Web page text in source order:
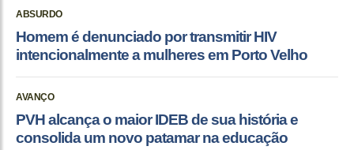
ABSURDO
Homem é denunciado por transmitir HIV
intencionalmente a mulheres em Porto Velho
AVANÇO
PVH alcança o maior IDEB de sua história e
consolida um novo patamar na educação